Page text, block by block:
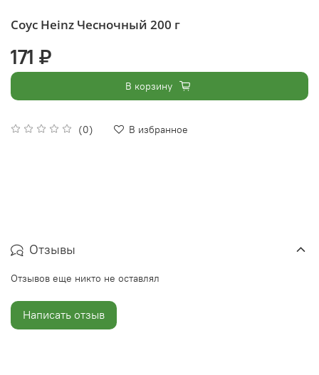
Соус Heinz Чесночный 200 г
(0) В избранное
171 ₽
В корзину
Отзывы
Отзывов еще никто не оставлял
Написать отзыв